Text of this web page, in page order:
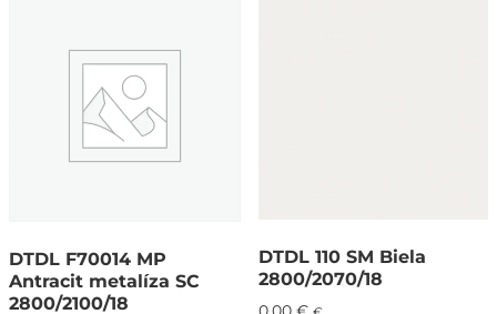
DTDL F70014 MP
Antracit metalíza SC
2800/2100/18
DTDL 110 SM Biela
2800/2070/18